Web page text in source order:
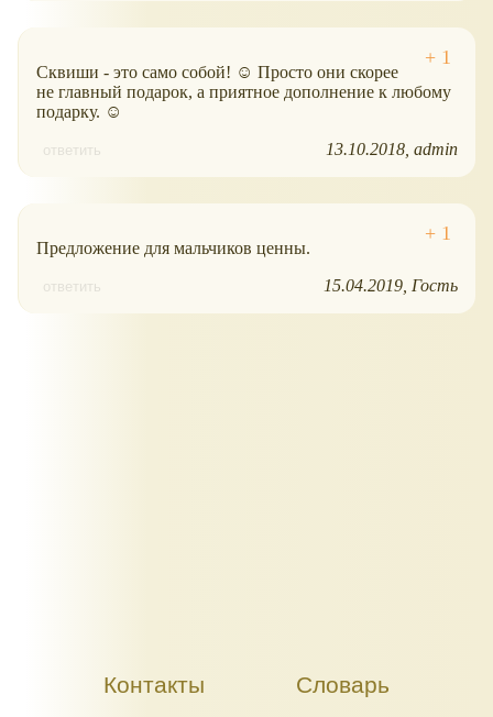
Сквиши - это само собой! ☺ Просто они скорее
не главный подарок, а приятное дополнение к любому
подарку. ☺
ответить 13.10.2018 admin
Предложение для мальчиков ценны.
ответить 15.04.2019 Гость
Контакты Словарь